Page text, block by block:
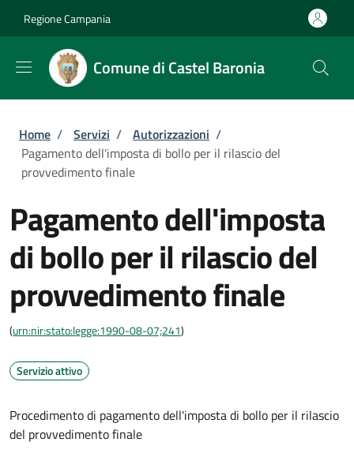
Regione Campania
Comune di Castel Baronia
Briciole di pane
Home / Servizi / Autorizzazioni /
Pagamento dell'imposta di bollo per il rilascio del
provvedimento finale
Pagamento dell'imposta
di bollo per il rilascio del
provvedimento finale
(urn:nir:stato:legge:1990-08-07;241)
Servizio attivo
Procedimento di pagamento dell'imposta di bollo per il rilascio
del provvedimento finale